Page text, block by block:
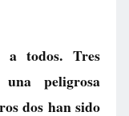
a todos. Tres
peligrosa
dos han sido